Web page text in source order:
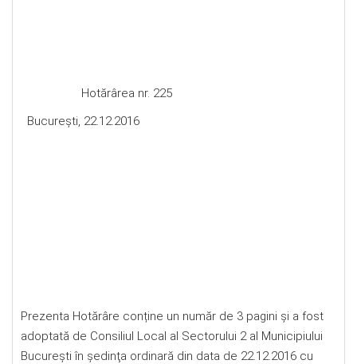
Hotărârea nr. 225
Bucureşti, 22.12.2016
Prezenta Hotărâre conține un număr de 3 pagini și a fost
adoptată de Consiliul Local al Sectorului 2 al Municipiului
Bucureşti în şedinţa ordinară din data de 22.12.2016 cu